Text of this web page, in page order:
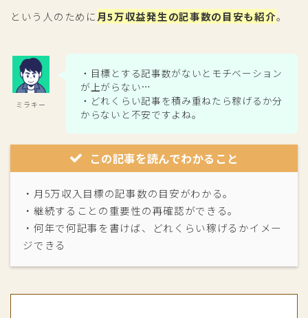
という人のために月5万収益発生の記事数の目安も紹介。
ミラキー
・目標とする記事数がないとモチベーション
が上がらない…
・どれくらい記事を積み重ねたら稼げるか分
からないと不安ですよね。
この記事を読んでわかること
・月5万収入目標の記事数の目安がわかる。
・継続することの重要性の再確認ができる。
・何年で何記事を書けば、どれくらい稼げるかイメー
ジできる